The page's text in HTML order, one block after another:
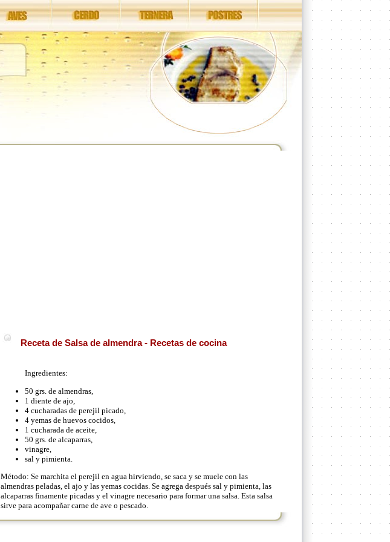
Receta de Salsa de almendra - Recetas de cocina
Ingredientes:
50 grs. de almendras,
1 diente de ajo,
4 cucharadas de perejil picado,
4 yemas de huevos cocidos,
1 cucharada de aceite,
50 grs. de alcaparras,
vinagre,
sal y pimienta.
Método: Se marchita el perejil en agua hirviendo, se saca y se muele con las
almendras peladas, el ajo y las yemas cocidas. Se agrega después sal y pimienta, las
alcaparras finamente picadas y el vinagre necesario para formar una salsa. Esta salsa
sirve para acompañar carne de ave o pescado.